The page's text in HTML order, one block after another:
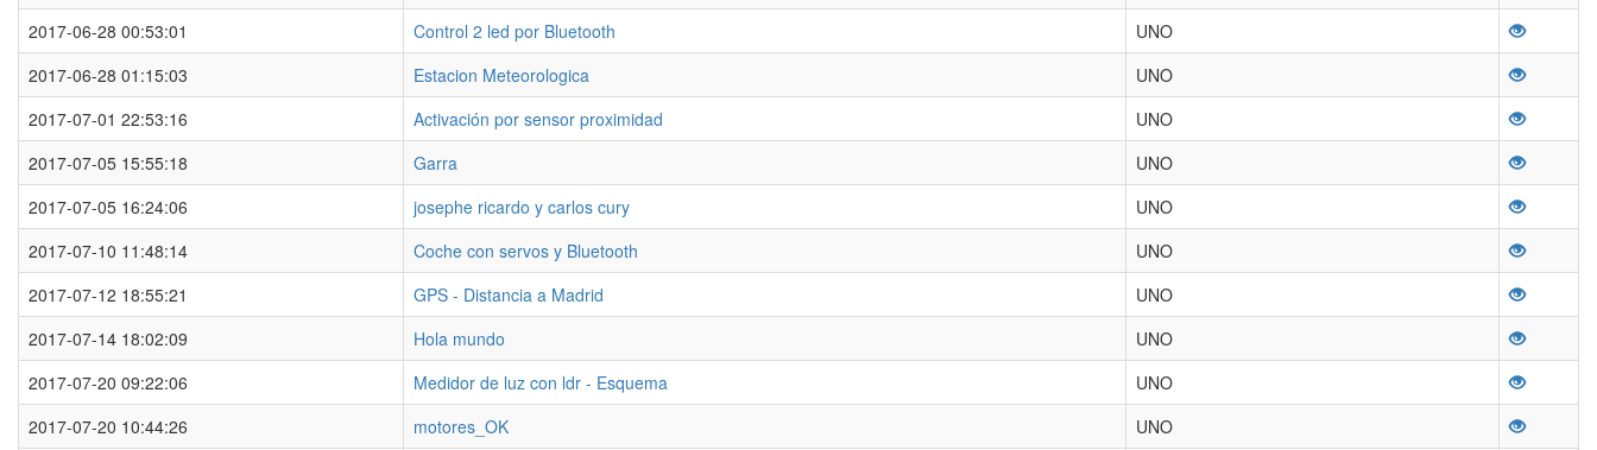
2017-06-28 00:53:01
Control 2 led por Bluetooth
UNO
2017-06-28 01:15:03
Estacion Meteorologica
UNO
2017-07-01 22:53:16
Activación por sensor proximidad
UNO
2017-07-05 15:55:18
Garra
UNO
2017-07-05 16:24:06
josephe ricardo y carlos cury
UNO
2017-07-10 11:48:14
Coche con servos y Bluetooth
UNO
2017-07-12 18:55:21
GPS - Distancia a Madrid
UNO
2017-07-14 18:02:09
Hola mundo
UNO
2017-07-20 09:22:06
Medidor de luz con ldr - Esquema
UNO
2017-07-20 10:44:26
motores_OK
UNO